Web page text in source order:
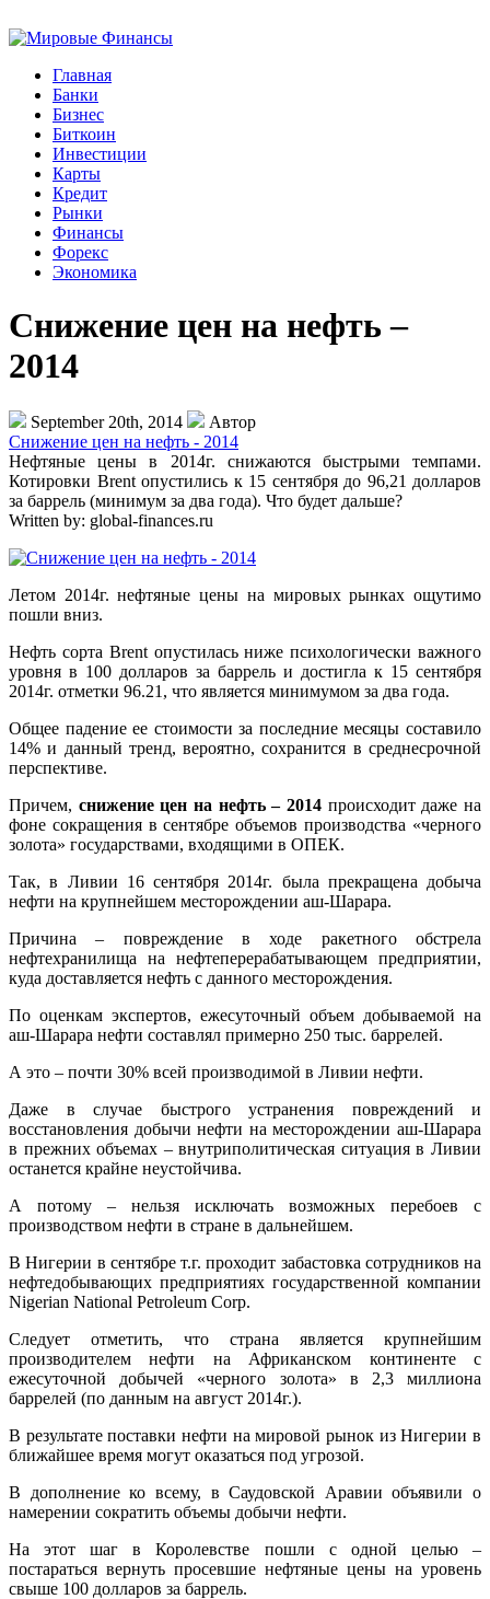
Главная
Банки
Бизнес
Биткоин
Инвестиции
Карты
Кредит
Рынки
Финансы
Форекс
Экономика
Снижение цен на нефть –
2014
September 20th, 2014
Автор
Снижение цен на нефть - 2014
Нефтяные цены в 2014г. снижаются быстрыми темпами.
Котировки Brent опустились к 15 сентября до 96,21 долларов
за баррель (минимум за два года). Что будет дальше?
Written by: global-finances.ru
Летом 2014г. нефтяные цены на мировых рынках ощутимо
пошли вниз.
Нефть сорта Brent опустилась ниже психологически важного
уровня в 100 долларов за баррель и достигла к 15 сентября
2014г. отметки 96.21, что является минимумом за два года.
Общее падение ее стоимости за последние месяцы составило
14% и данный тренд, вероятно, сохранится в среднесрочной
перспективе.
Причем, снижение цен на нефть – 2014 происходит даже на
фоне сокращения в сентябре объемов производства «черного
золота» государствами, входящими в ОПЕК.
Так, в Ливии 16 сентября 2014г. была прекращена добыча
нефти на крупнейшем месторождении аш-Шарара.
Причина – повреждение в ходе ракетного обстрела
нефтехранилища на нефтеперерабатывающем предприятии,
куда доставляется нефть с данного месторождения.
По оценкам экспертов, ежесуточный объем добываемой на
аш-Шарара нефти составлял примерно 250 тыс. баррелей.
А это – почти 30% всей производимой в Ливии нефти.
Даже в случае быстрого устранения повреждений и
восстановления добычи нефти на месторождении аш-Шарара
в прежних объемах – внутриполитическая ситуация в Ливии
останется крайне неустойчива.
А потому – нельзя исключать возможных перебоев с
производством нефти в стране в дальнейшем.
В Нигерии в сентябре т.г. проходит забастовка сотрудников на
нефтедобывающих предприятиях государственной компании
Nigerian National Petroleum Corp.
Следует отметить, что страна является крупнейшим
производителем нефти на Африканском континенте с
ежесуточной добычей «черного золота» в 2,3 миллиона
баррелей (по данным на август 2014г.).
В результате поставки нефти на мировой рынок из Нигерии в
ближайшее время могут оказаться под угрозой.
В дополнение ко всему, в Саудовской Аравии объявили о
намерении сократить объемы добычи нефти.
На этот шаг в Королевстве пошли с одной целью –
постараться вернуть просевшие нефтяные цены на уровень
свыше 100 долларов за баррель.